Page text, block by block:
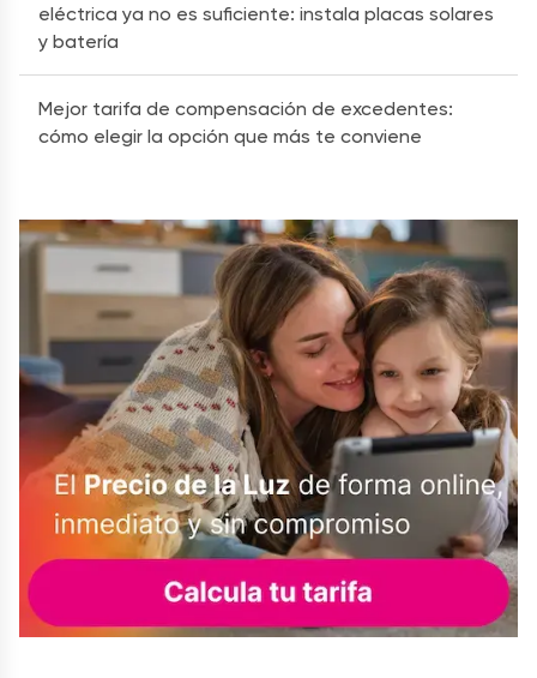
eléctrica ya no es suficiente: instala placas solares
y batería
Mejor tarifa de compensación de excedentes:
cómo elegir la opción que más te conviene